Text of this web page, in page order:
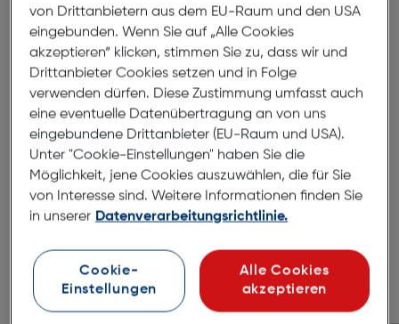
18mm
50mm
145mm
Zubehör
von Drittanbietern aus dem EU-Raum und den USA
eingebunden. Wenn Sie auf „Alle Cookies
akzeptieren“ klicken, stimmen Sie zu, dass wir und
Drittanbieter Cookies setzen und in Folge
verwenden dürfen. Diese Zustimmung umfasst auch
eine eventuelle Datenübertragung an von uns
eingebundene Drittanbieter (EU-Raum und USA).
Unter "Cookie-Einstellungen" haben Sie die
Möglichkeit, jene Cookies auszuwählen, die für Sie
von Interesse sind. Weitere Informationen finden Sie
in unserer Datenverarbeitungsrichtlinie.
Cookie-
Einstellungen
Alle Cookies
akzeptieren